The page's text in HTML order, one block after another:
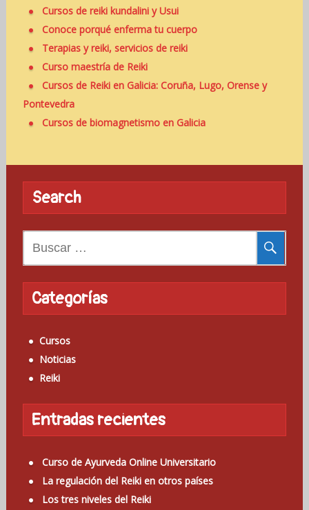
Cursos de reiki kundalini y Usui
Conoce porqué enferma tu cuerpo
Terapias y reiki, servicios de reiki
Curso maestría de Reiki
Cursos de Reiki en Galicia: Coruña, Lugo, Orense y
Pontevedra
Cursos de biomagnetismo en Galicia
Search
a
Categorías
Cursos
Noticias
Reiki
Entradas recientes
Curso de Ayurveda Online Universitario
La regulación del Reiki en otros países
Los tres niveles del Reiki